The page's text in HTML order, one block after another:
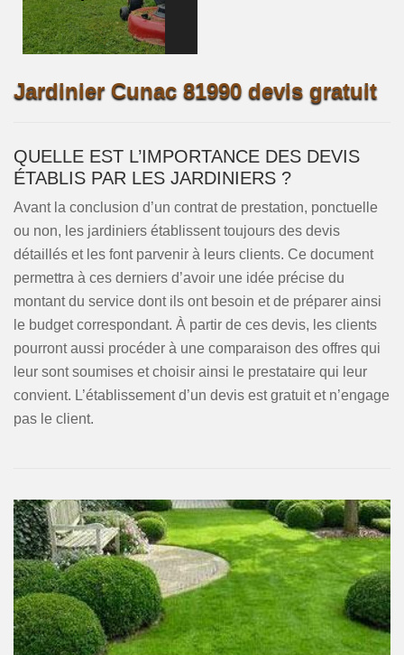
Jardinier Cunac 81990 devis gratuit
QUELLE EST L’IMPORTANCE DES DEVIS
ÉTABLIS PAR LES JARDINIERS ?
Avant la conclusion d’un contrat de prestation, ponctuelle
ou non, les jardiniers établissent toujours des devis
détaillés et les font parvenir à leurs clients. Ce document
permettra à ces derniers d’avoir une idée précise du
montant du service dont ils ont besoin et de préparer ainsi
le budget correspondant. À partir de ces devis, les clients
pourront aussi procéder à une comparaison des offres qui
leur sont soumises et choisir ainsi le prestataire qui leur
convient. L’établissement d’un devis est gratuit et n’engage
pas le client.